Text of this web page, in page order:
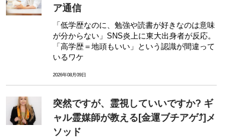
ア通信
「低学歴なのに、勉強や読書が好きなのは意味
が分からない」SNS炎上に東大出身者が反応。
「高学歴＝地頭もいい」という認識が間違って
いるワケ
2026年08月09日
突然ですが、霊視していいですか? ギ
ャル霊媒師が教える[金運ブチアゲ⤴]メ
ソッド